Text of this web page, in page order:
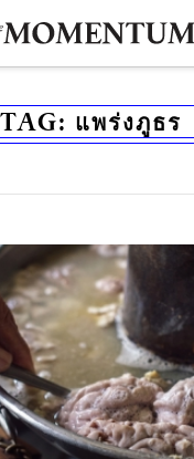
TAG: แพร่งภูธร